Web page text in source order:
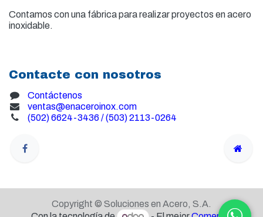
Contamos con una fábrica para realizar proyectos en acero
inoxidable.
Contacte con nosotros
Contáctenos
ventas@enaceroinox.com
(502) 6624-3436 / (503) 2113-0264
Copyright © Soluciones en Acero, S.A.